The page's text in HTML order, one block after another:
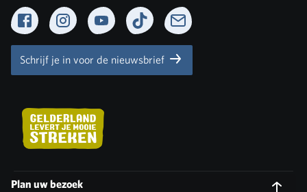
FacebookInstagramYouTubeTikTok Newsletter
Schrijf je in voor de nieuwsbrief
Plan uw bezoek